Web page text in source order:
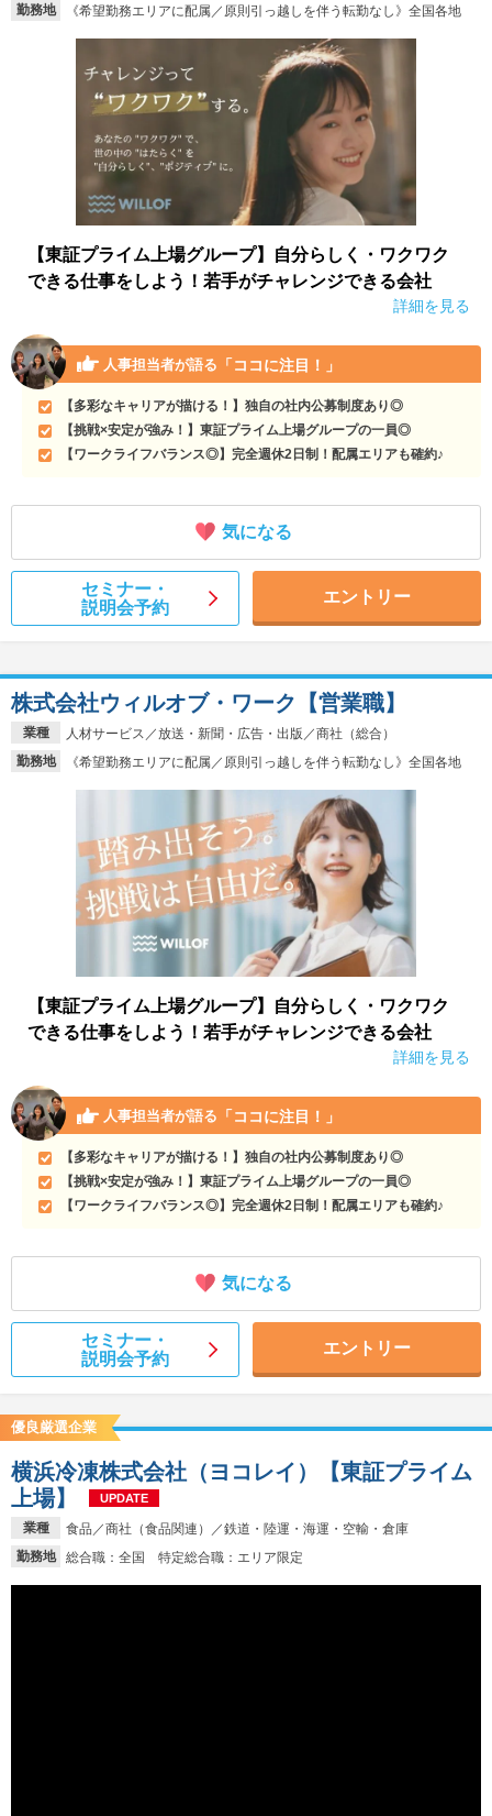
勤務地
《希望勤務エリアに配属／原則引っ越しを伴う転勤なし》全国各地
【東証プライム上場グループ】自分らしく・ワクワク
できる仕事をしよう！若手がチャレンジできる会社
詳細を見る
人事担当者が語る 「ココに注目！」
【多彩なキャリアが描ける！】独自の社内公募制度あり◎
【挑戦×安定が強み！】東証プライム上場グループの一員◎
【ワークライフバランス◎】完全週休2日制！配属エリアも確約♪
気になる
セミナー・
説明会予約
エントリー
業種
人材サービス／放送・新聞・広告・出版／商社（総合）
勤務地
《希望勤務エリアに配属／原則引っ越しを伴う転勤なし》全国各地
株式会社ウィルオブ・ワーク【営業職】
【東証プライム上場グループ】自分らしく・ワクワク
できる仕事をしよう！若手がチャレンジできる会社
詳細を見る
人事担当者が語る 「ココに注目！」
【多彩なキャリアが描ける！】独自の社内公募制度あり◎
【挑戦×安定が強み！】東証プライム上場グループの一員◎
【ワークライフバランス◎】完全週休2日制！配属エリアも確約♪
気になる
セミナー・
説明会予約
エントリー
優良厳選企業
業種
食品／商社（食品関連）／鉄道・陸運・海運・空輸・倉庫
勤務地
総合職：全国 特定総合職：エリア限定
横浜冷凍株式会社（ヨコレイ）【東証プライム
上場】
UPDATE